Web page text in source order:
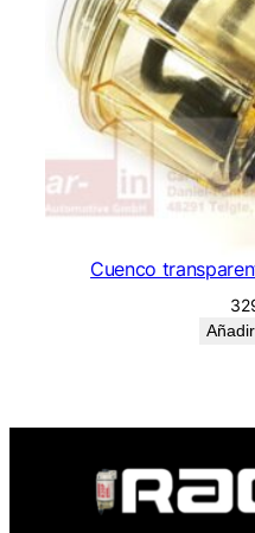
Cuenco